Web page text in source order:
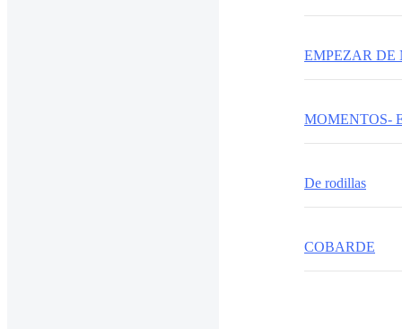
EMPEZAR DE
MOMENTOS-
De rodillas
COBARDE